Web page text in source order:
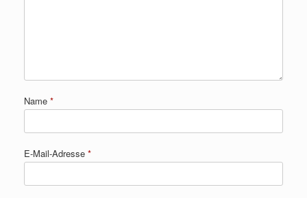
Name *
E-Mail-Adresse *